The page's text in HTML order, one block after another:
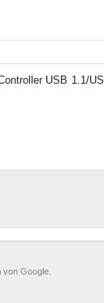
USB 1.1/
von Google.